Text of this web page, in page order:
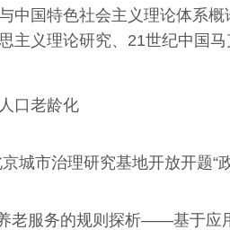
中国特色社会主义理论体系
主义理论研究、 21世纪中国
口老龄化
城市治理研究基地开放开题
老服务的规则探析——基于应